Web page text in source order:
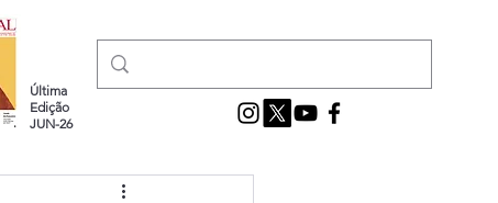
Última
Edição
JUN-26